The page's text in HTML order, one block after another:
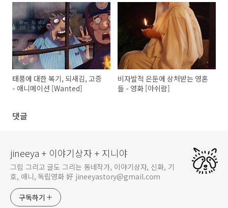
태풍에 대한 복기, 되새김, 고증
- 애니메이션 [Wanted]
비자발적 은둔에 상처받는 영혼
들 - 영화 [아쉬람]
댓글
jineeya + 이야기상자 + 지니야
그림 그리고 글도 그리는 동네작가, 이야기상자, 신화, 기
호, 애니, 독립영화 好 jineeyastory@gmail.com
구독하기